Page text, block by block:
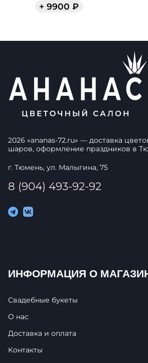
+ 9900 ₽
2026 «ananas-72.ru» — доставка
шаров, оформление праздников в
г. Тюмень, ул. Малыгина, 75
8 (904) 493-92-92
ИНФОРМАЦИЯ О
Свадебные букеты
О нас
Доставка и оплата
Контакты